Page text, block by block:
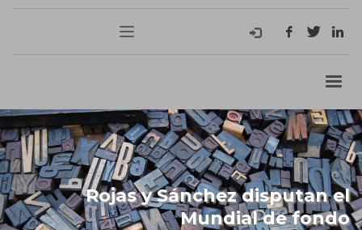
Rojas y Sánchez disputan el
Mundial de fondo